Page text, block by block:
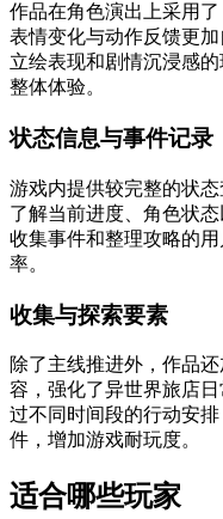
作品在角色演出上采用了
表情变化与动作反馈更
立绘表现和剧情沉浸感
整体体验。
状态信息与事件记录
游戏内提供较完整的状
了解当前进度、角色状
收集事件和整理攻略的
率。
收集与探索要素
除了主线推进外，作品
容，强化了异世界旅店
过不同时间段的行动安
件，增加游戏耐玩度。
适合哪些玩家